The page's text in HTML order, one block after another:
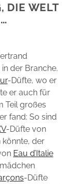
DIE WELT
der Branche.
-Düfte, wo er
er auch für
Teil großes
fand: So sind
-Düfte von
könnte, der
Eau d’Italie
-Düfte